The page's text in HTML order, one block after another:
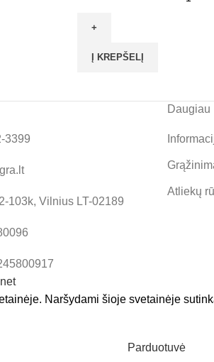
Galąstuvas
220*40*20
Į KREPŠELĮ
3399
103k, Vilnius LT-02189
Daugiau
Atliekų
Naršydami šioje svetainėje
Parduotuvė